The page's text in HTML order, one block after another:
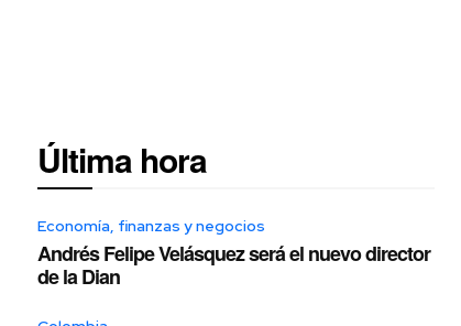
Última hora
Economía, finanzas y negocios
Andrés Felipe Velásquez será el nuevo director
de la Dian